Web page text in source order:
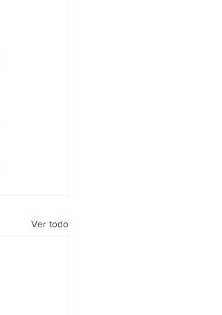
Ver todo